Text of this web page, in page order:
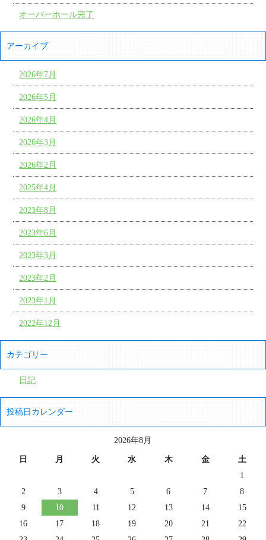
オーバーホール完了
アーカイブ
2026年7月
2026年5月
2026年4月
2026年3月
2026年2月
2025年4月
2023年8月
2023年6月
2023年3月
2023年2月
2023年1月
2022年12月
カテゴリー
日記
投稿日カレンダー
2026年8月
日 月 火 水 木 金
土
1
2
3 4 5 6 7
8
9
10 11 12 13 14
15
16
17 18 19 20 21
22